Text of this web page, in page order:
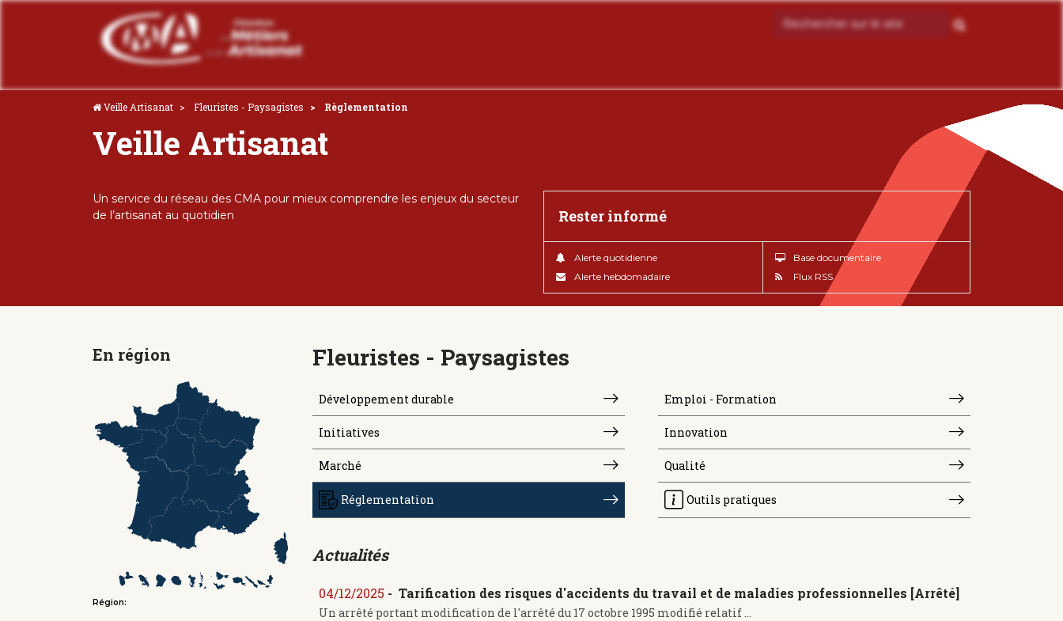
Veille Artisanat Fleuristes - Paysagistes Règlementation
Veille Artisanat
Un service du réseau des CMA pour mieux comprendre les enjeux du secteur
de l’artisanat au quotidien
Rester informé
Alerte quotidienne
Alerte hebdomadaire
Base documentaire
Flux RSS
Fleuristes - Paysagistes
Développement durable Emploi - Formation
Initiatives Innovation
Marché Qualité
Réglementation Outils pratiques
Actualités
04/12/2025 - Tarification des risques d'accidents du travail et de maladies professionnelles [Arrêté]
Un arrêté portant modification de l'arrêté du 17 octobre 1995 modifié relatif ...
En région
Région: